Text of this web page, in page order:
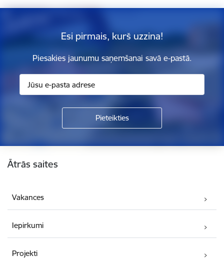
Esi pirmais, kurš uzzina!
Piesakies jaunumu saņemšanai savā e-pastā.
Ātrās saites
Vakances
Iepirkumi
Projekti